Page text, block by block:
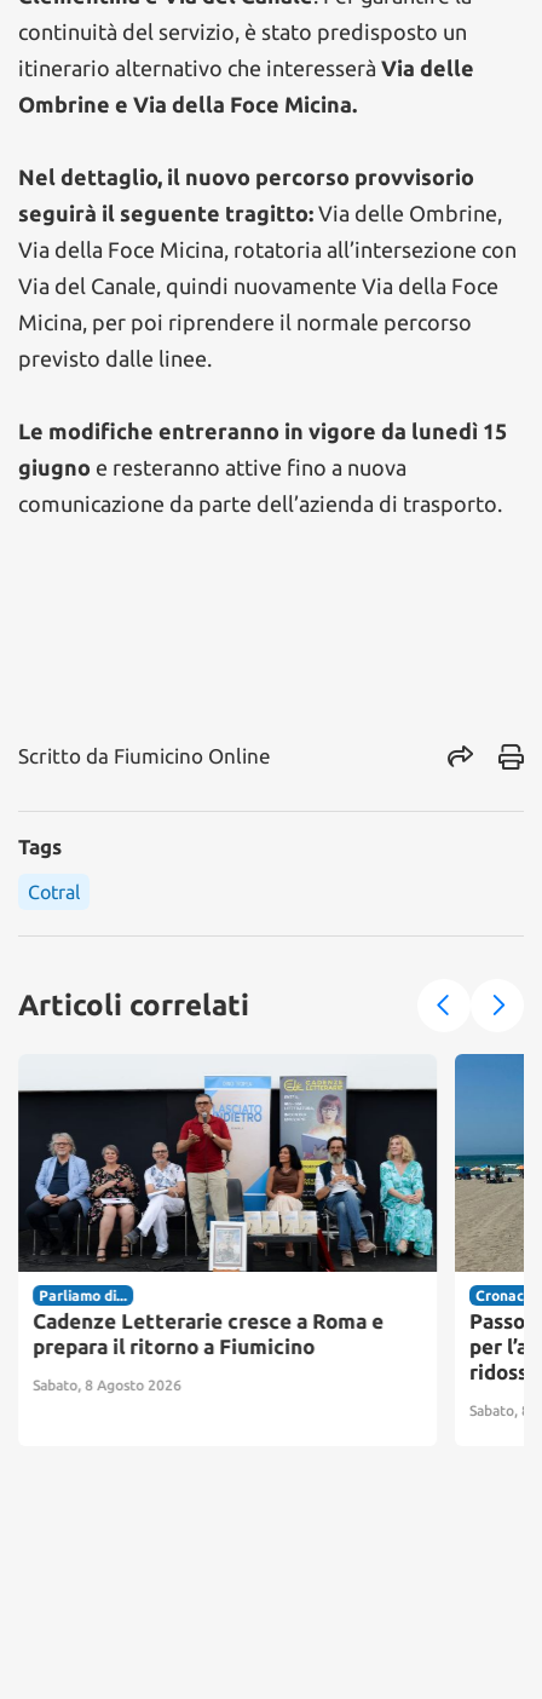
continuità del servizio, è stato predisposto un
itinerario alternativo che interesserà Via delle
Ombrine e Via della Foce Micina.
Nel dettaglio, il nuovo percorso provvisorio
seguirà il seguente tragitto: Via delle Ombrine,
Via della Foce Micina, rotatoria all’intersezione con
Via del Canale, quindi nuovamente Via della Foce
Micina, per poi riprendere il normale percorso
previsto dalle linee.
Le modifiche entreranno in vigore da lunedì 15
giugno e resteranno attive fino a nuova
comunicazione da parte dell’azienda di trasporto.
Scritto da Fiumicino Online
Tags
Cotral
Articoli correlati
Parliamo di...
Cadenze Letterarie cresce a Roma e
prepara il ritorno a Fiumicino
Sabato, 8 Agosto 2026
Cronaca
per
Sabato, 8